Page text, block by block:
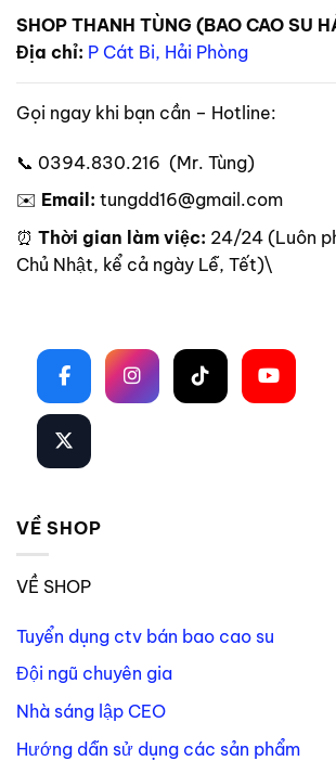
SHOP THANH TÙNG (BAO CAO SU
Địa chỉ: P Cát Bi, Hải Phòng
Gọi ngay khi bạn cần – Hotline:
📞 0394.830.216 (Mr. Tùng)
✉️ Email: tungdd16@gmail.com
⏰ Thời gian làm việc: 24/24 (Luôn
Chủ Nhật, kể cả ngày Lễ, Tết)\
VỀ SHOP
VỀ SHOP
Tuyển dụng ctv bán bao cao su
Đội ngũ chuyên gia
Nhà sáng lập CEO
Hướng dẫn sử dụng các sản phẩm